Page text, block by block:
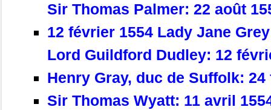
Sir Thomas Palmer: 22 août
12 février 1554 Lady Jane
Lord Guildford Dudley: 12
Henry Gray, duc de Suffolk: 24
Sir Thomas Wyatt: 11 avril